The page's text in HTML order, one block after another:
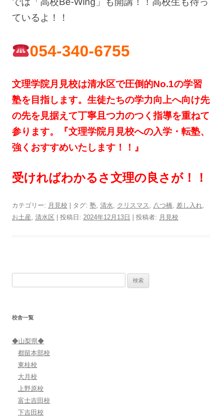
ているよ！！
054-340-6755
文理学院月見校は清水区で圧倒的No.1の学習
塾を目指します。生徒たちの学力向上へ向け先
の先を見据えて丁寧且つ力のつく指導を重ねて
参ります。『文理学院月見校への入学・転塾、
強くおすすめいたします！！』
受ければわかるさ文理の良さが！！
カテゴリー: 月見校 | タグ: 塾, 清水, クリスマス , 八つ橋, 差し入れ,
お土産, 清水区 | 投稿日: 2024年12月13日 投稿者: 月見校
校舎一覧
◆山梨県◆
都留本部校
東桂校
大月校
上野原校
富士吉田校
下吉田校